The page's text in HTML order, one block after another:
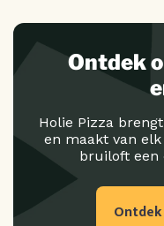
Ontdek
Holie Pizza
en maakt van
bruiloft een